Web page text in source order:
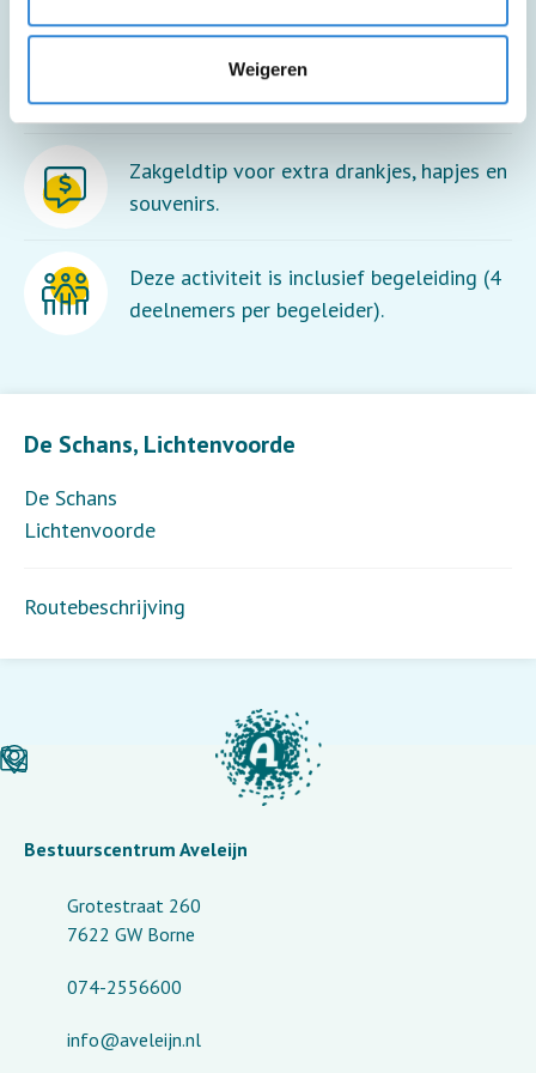
Weigeren
De Schans, Lichtenvoorde
De Schans
Lichtenvoorde
Routebeschrijving
Deze activiteit is inclusief lunch en een
drankje.
Zakgeldtip voor extra drankjes, hapjes en
souvenirs.
Deze activiteit is inclusief begeleiding (4
deelnemers per begeleider).
Bestuurscentrum Aveleijn
Grotestraat 260
7622 GW Borne
074-2556600
info@aveleijn.nl